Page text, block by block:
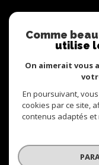
Comme
utilise
On aimerait vous
En poursuivant,
cookies par ce site,
contenus adaptés